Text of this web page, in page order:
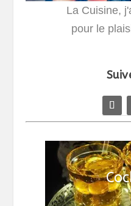
La Cuisine,
pour le